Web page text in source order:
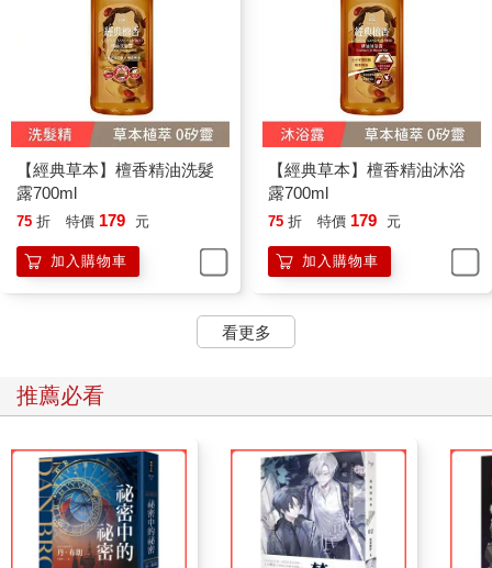
【經典草本】檀香精油洗髮
露700ml
75 折 特價 179 元
加入購物車
【經典草本】檀香精油沐浴
露700ml
75 折 特價 179 元
加入購物車
看更多
推薦必看